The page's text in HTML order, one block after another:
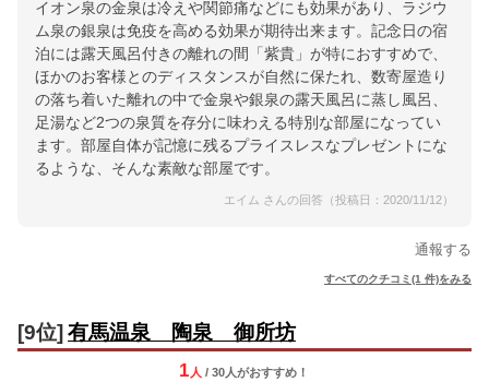
イオン泉の金泉は冷えや関節痛などにも効果があり、ラジウ
ム泉の銀泉は免疫を高める効果が期待出来ます。記念日の宿
泊には露天風呂付きの離れの間「紫貴」が特におすすめで、
ほかのお客様とのディスタンスが自然に保たれ、数寄屋造り
の落ち着いた離れの中で金泉や銀泉の露天風呂に蒸し風呂、
足湯など2つの泉質を存分に味わえる特別な部屋になってい
ます。部屋自体が記憶に残るプライスレスなプレゼントにな
るような、そんな素敵な部屋です。
エイム さんの回答（投稿日：2020/11/12）
通報する
すべてのクチコミ(1 件)をみる
[9位] 有馬温泉 陶泉 御所坊
1 人 / 30人がおすすめ！